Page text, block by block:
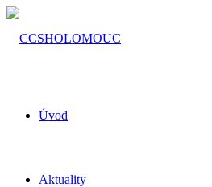
Úvod
Aktuality